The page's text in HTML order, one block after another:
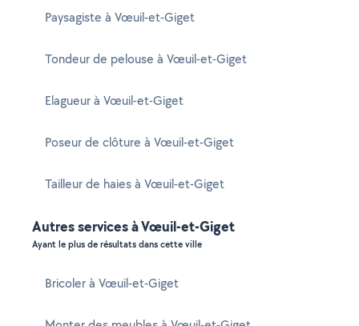
Paysagiste à Vœuil-et-Giget
Tondeur de pelouse à Vœuil-et-Giget
Elagueur à Vœuil-et-Giget
Poseur de clôture à Vœuil-et-Giget
Tailleur de haies à Vœuil-et-Giget
Autres services à Vœuil-et-Giget
Ayant le plus de résultats dans cette ville
Bricoler à Vœuil-et-Giget